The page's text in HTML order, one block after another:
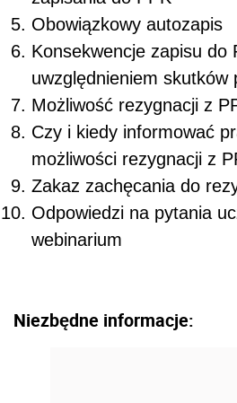
Obowiązkowy autozapis
Konsekwencje zapisu do
uwzględnieniem skutków
Możliwość rezygnacji z
Czy i kiedy informować
możliwości rezygnacji z
Zakaz zachęcania do
Odpowiedzi na pytania
webinarium
Niezbędne informacje: